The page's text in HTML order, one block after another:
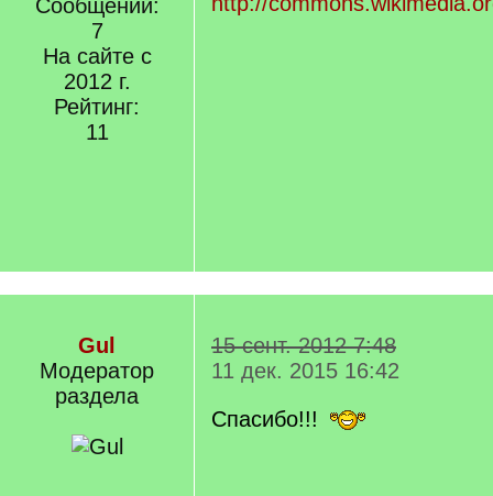
Сообщений:
7
На сайте с
2012 г.
Рейтинг:
11
Gul
Модератор
раздела
15 сент. 2012 7:48
11 дек. 2015 16:42
Спасибо!!!